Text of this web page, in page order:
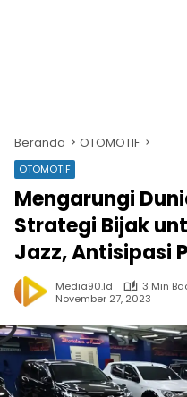
Beranda OTOMOTIF
OTOMOTIF
Mengarungi
Strategi Bijak
Jazz, Antisipasi
Media90.id
3 Min
November 27, 2023